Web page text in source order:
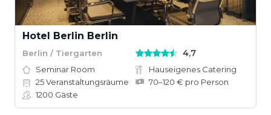
Hotel Berlin Berlin
Berlin / Tiergarten 4,7
Seminar Room
Hauseigenes Catering
25Veranstaltungsräume
70–120 € pro Person
1200 Gäste